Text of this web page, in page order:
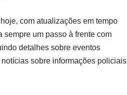
hoje, com atualizações em tempo
um passo à frente com
detalhes sobre eventos
notícias sobre informações policiais